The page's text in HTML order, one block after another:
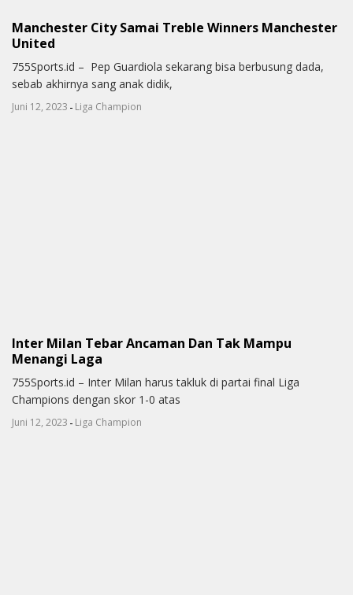
Manchester City Samai Treble Winners Manchester
United
755Sports.id – Pep Guardiola sekarang bisa berbusung dada,
sebab akhirnya sang anak didik,
Juni 12, 2023 - Liga Champion
Inter Milan Tebar Ancaman Dan Tak Mampu
Menangi Laga
755Sports.id – Inter Milan harus takluk di partai final Liga
Champions dengan skor 1-0 atas
Juni 12, 2023 - Liga Champion